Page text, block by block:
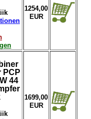
1254,00
EUR
PCP
44
1699,00
EUR